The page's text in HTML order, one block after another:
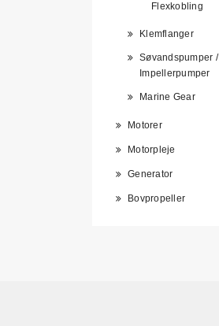
Flexkobling
Klemflanger
Søvandspumper /
Impellerpumper
Marine Gear
Motorer
Motorpleje
Generator
Bovpropeller